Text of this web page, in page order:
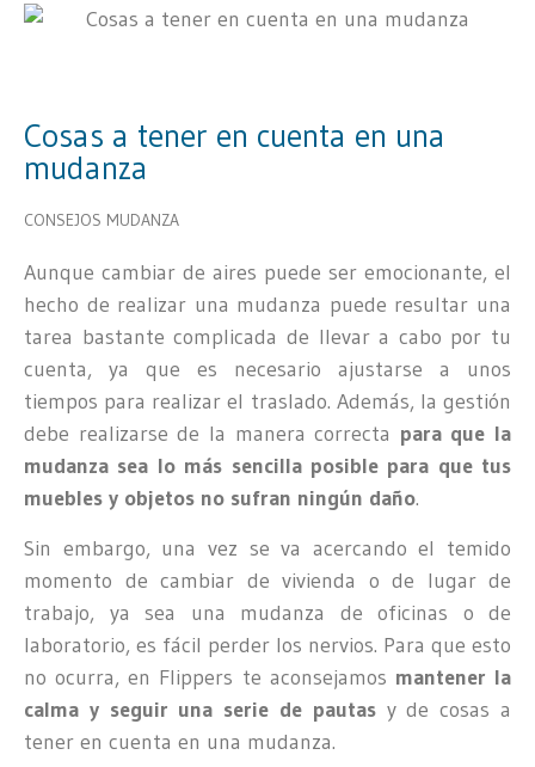
Cosas a tener en cuenta en una
mudanza
CONSEJOS MUDANZA
Aunque cambiar de aires puede ser emocionante, el
hecho de realizar una mudanza puede resultar una
tarea bastante complicada de llevar a cabo por tu
cuenta, ya que es necesario ajustarse a unos
tiempos para realizar el traslado. Además, la gestión
debe realizarse de la manera correcta para que la
mudanza sea lo más sencilla posible para que tus
muebles y objetos no sufran ningún daño.
Sin embargo, una vez se va acercando el temido
momento de cambiar de vivienda o de lugar de
trabajo, ya sea una mudanza de oficinas o de
laboratorio, es fácil perder los nervios. Para que esto
no ocurra, en Flippers te aconsejamos mantener la
calma y seguir una serie de pautas y de cosas a
tener en cuenta en una mudanza.